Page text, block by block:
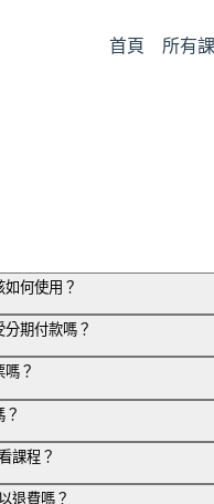
首頁 所有
何使用？
期付款嗎？
嗎？
？
電子發票到註冊時留的
課程？
退費嗎？